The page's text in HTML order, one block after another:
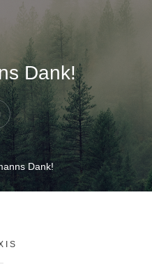
Dank!
Dank!